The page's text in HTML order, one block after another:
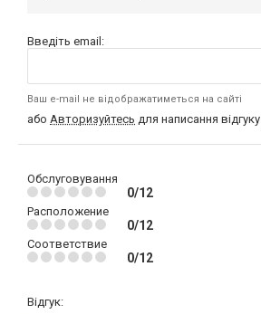
Введіть email:
Ваш e-mail не відображатиметься на сайті
або Авторизуйтесь для написання відгуку
Обслуговування
0/12
Расположение
0/12
Соответствие
0/12
Відгук: